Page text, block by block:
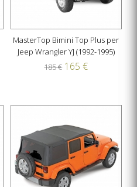
MasterTop Bimini Top Plus per
Jeep Wrangler YJ (1992-1995)
185 € 165 €